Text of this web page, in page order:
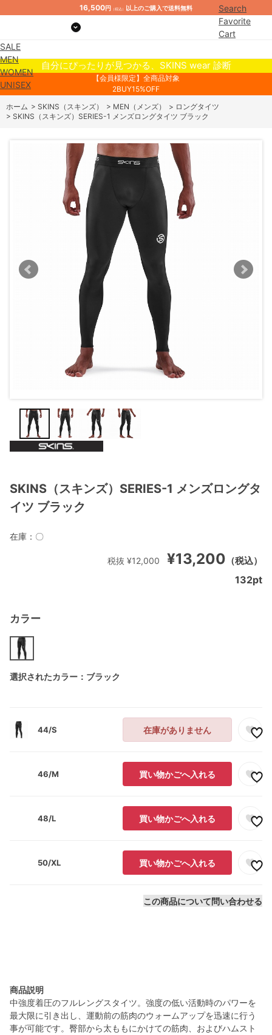
16,500円 （税込） 以上のご購入で送料無料
Search
Favorite
Cart
SALE
MEN
WOMEN
UNISEX
自分にぴったりが見つかる、SKINS wear 診断
【会員様限定】全商品対象
2BUY15%OFF
ホーム > SKINS（スキンズ） > MEN（メンズ） > ロングタイツ
> SKINS（スキンズ）SERIES-1 メンズロングタイツ ブラック
SKINS（スキンズ）SERIES-1 メンズロングタ
イツ ブラック
¥13,200 （税込）
税抜 ¥12,000
カラー
選択されたカラー：ブラック
44/S 在庫がありません
46/M 買い物かごへ入れる
48/L 買い物かごへ入れる
50/XL 買い物かごへ入れる
この商品について問い合わせる
商品説明
中強度着圧のフルレングスタイツ。強度の低い活動時のパワーを
最大限に引き出し、運動前の筋肉のウォームアップを迅速に行う
事が可能です。臀部から太ももにかけての筋肉、およびハムスト
在庫： 〇
132pt